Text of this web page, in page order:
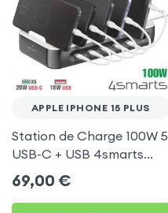
APPLE IPHONE 15 PLUS
Station de Charge 100W 5
USB-C + USB 4smarts
pour Apple iPhone 15 Plus
69,00 €